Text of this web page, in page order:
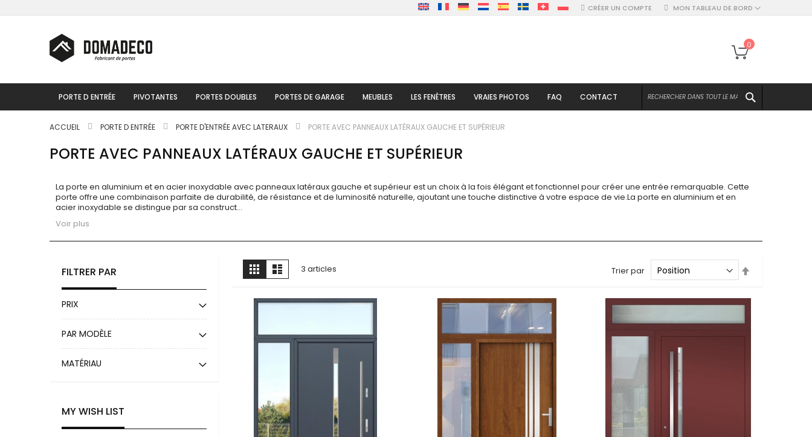
to
MON TABLEAU DE BORD
CRÉER UN COMPTE
Mon panier
0
PORTE D ENTRÉE PIVOTANTES PORTES DOUBLES PORTES DE GARAGE MEUBLES LES FENÊTRES VRAIES PHOTOS FAQ CONTACT
ACCUEIL PORTE D ENTRÉE PORTE D'ENTRÉE AVEC LATERAUX PORTE AVEC PANNEAUX LATÉRAUX GAUCHE ET SUPÉRIEUR
PORTE AVEC PANNEAUX LATÉRAUX GAUCHE ET SUPÉRIEUR
La porte en aluminium et en acier inoxydable avec panneaux latéraux gauche et supérieur est un choix à la fois élégant et fonctionnel pour créer une entrée remarquable. Cette
porte offre une combinaison parfaite de durabilité, de résistance et de luminosité naturelle, ajoutant une touche distinctive à votre espace de vie.La porte en aluminium et en
acier inoxydable se distingue par sa construct...
Voir plus
Afficher
en
Grille Liste 3 articles Trier par
FILTRER PAR
PRIX
PAR MODÈLE
MATÉRIAU
MY WISH LIST